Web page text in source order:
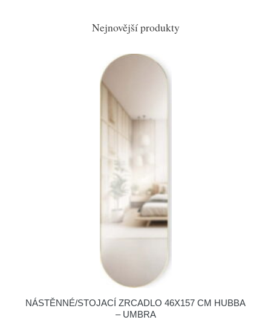
Nejnovější produkty
NÁSTĚNNÉ/STOJACÍ ZRCADLO 46X157 CM HUBBA
– UMBRA